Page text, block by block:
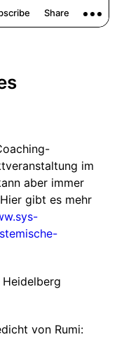
im
aber immer
gibt es mehr
von Rumi: